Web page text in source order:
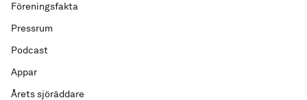
Föreningsfakta
Pressrum
Podcast
Appar
Årets sjöräddare